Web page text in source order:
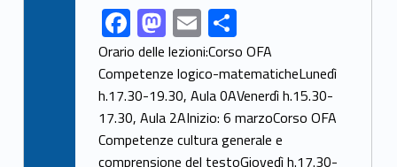
Link identifier share facebook archive #share-link-archive-37207F
ac
e
b
o
M
as
to
d
o
E
m
ai
l
S
h
ar
e
Orario delle lezioni:Corso OFA
Competenze logico-matematicheLunedì
h.17.30-19.30, Aula 0AVenerdì h.15.30-
17.30, Aula 2AInizio: 6 marzoCorso OFA
Competenze cultura generale e
comprensione del testoGiovedì h.17.30-